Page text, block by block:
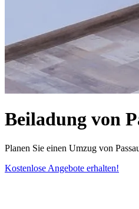
Beiladung von
Planen Sie einen Umzug von
Kostenlose Angebote erhalten!